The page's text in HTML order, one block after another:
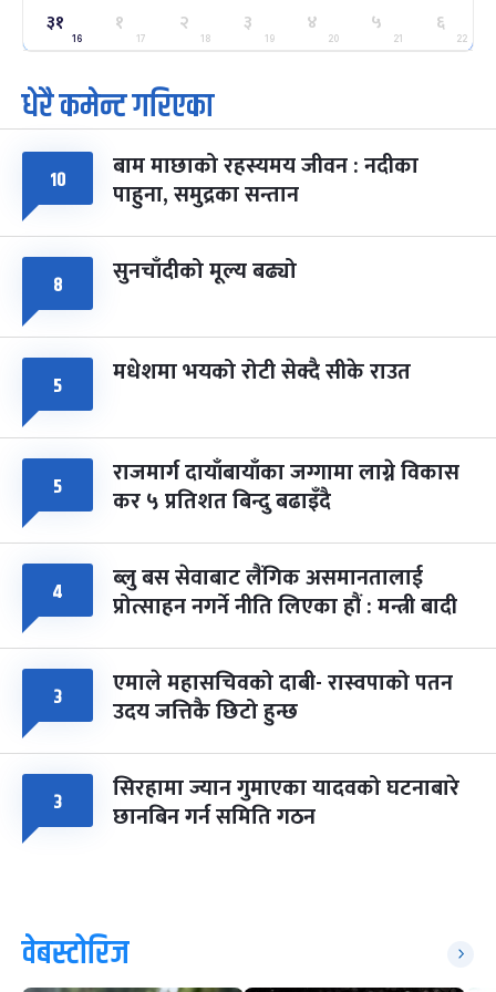
२५
मंगल
ग्याल्पो ल्होसार
फाल्गुन २५, २०८३ Mar 9, 2027
७ महिना बाँकी
७
आइत
पूर्णिमा व्रत
चैत्र ७, २०८३-Mar 21, 2027
८ फागुपूर्णिमा
चैत्र ८, २०८३-Mar 22, 2027
७ महिना बाँकी
३१
16
१
17
२
18
३
19
४
20
५
21
६
22
धेरै कमेन्ट गरिएका
१० बाम माछाको रहस्यमय जीवन : नदीका
पाहुना, समुद्रका सन्तान
८ सुनचाँदीको मूल्य बढ्यो
५ मधेशमा भयको रोटी सेक्दै सीके राउत
५ राजमार्ग दायाँबायाँका जग्गामा लाग्ने विकास
कर ५ प्रतिशत बिन्दु बढाइँदै
४ ब्लु बस सेवाबाट लैंगिक असमानतालाई
प्रोत्साहन नगर्ने नीति लिएका हौं : मन्त्री बादी
३ एमाले महासचिवको दाबी- रास्वपाको पतन
उदय जत्तिकै छिटो हुन्छ
३ सिरहामा ज्यान गुमाएका यादवको घटनाबारे
छानबिन गर्न समिति गठन
वेबस्टोरिज